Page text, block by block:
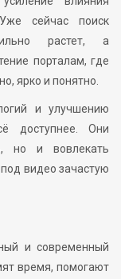
сейчас поиск
растет, а
порталам, где
ярко и понятно.
и улучшению
доступнее. Они
но и вовлекать
видео зачастую
и современный
время, помогают